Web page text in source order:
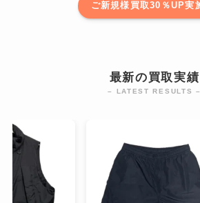
ご新規様買取30％UP実
最新の買取実績
– LATEST RESULTS –